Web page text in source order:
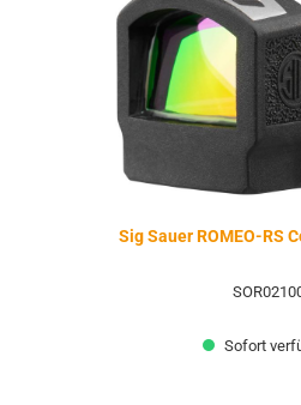
Sig Sauer ROMEO-RS
Sofort